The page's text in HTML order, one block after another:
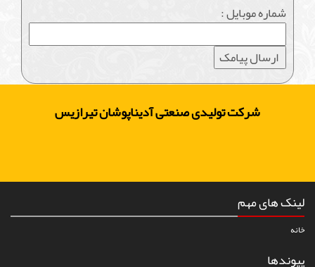
شماره موبایل :
شرکت تولیدی صنعتی آدیناپوشان تیرازیس
لینک های مهم
خانه
پیوندها